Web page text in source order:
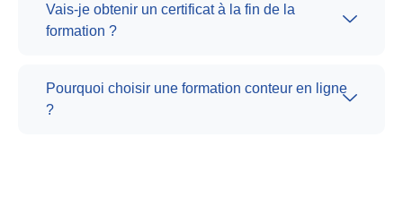
Vais-je obtenir un certificat à la fin de la
formation ?
Pourquoi choisir une formation conteur en ligne
?